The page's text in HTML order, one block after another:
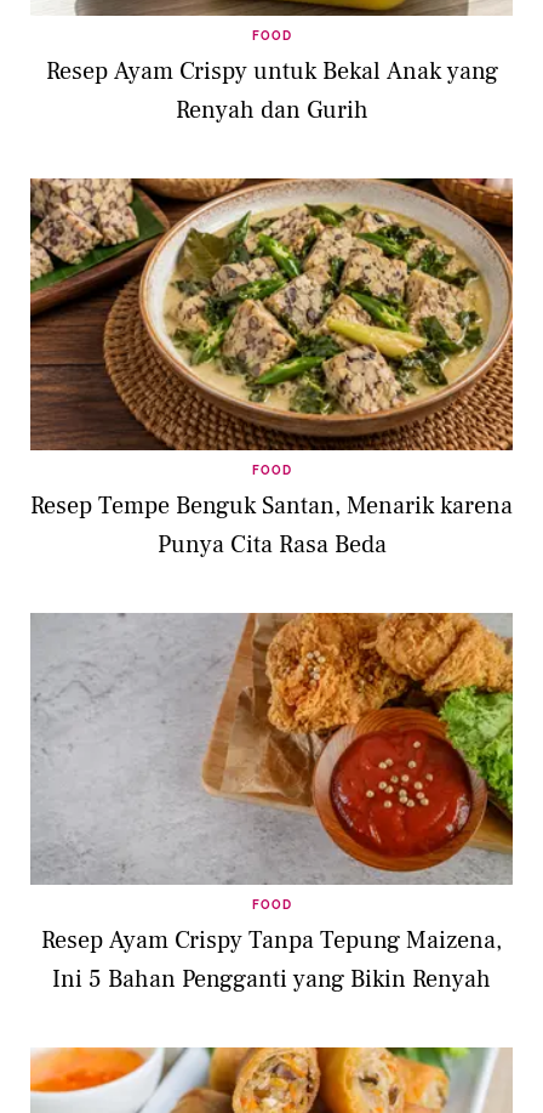
FOOD
Resep Ayam Crispy untuk Bekal Anak yang
Renyah dan Gurih
FOOD
Resep Tempe Benguk Santan, Menarik karena
Punya Cita Rasa Beda
FOOD
Resep Ayam Crispy Tanpa Tepung Maizena,
Ini 5 Bahan Pengganti yang Bikin Renyah